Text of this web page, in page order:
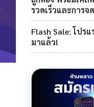
รวดเร็วและการจ
Flash Sale: โปรแ
มาแล้ว!